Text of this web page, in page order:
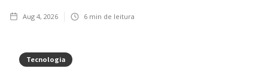
Aug 4, 2026 6 min de leitura
Tecnologia